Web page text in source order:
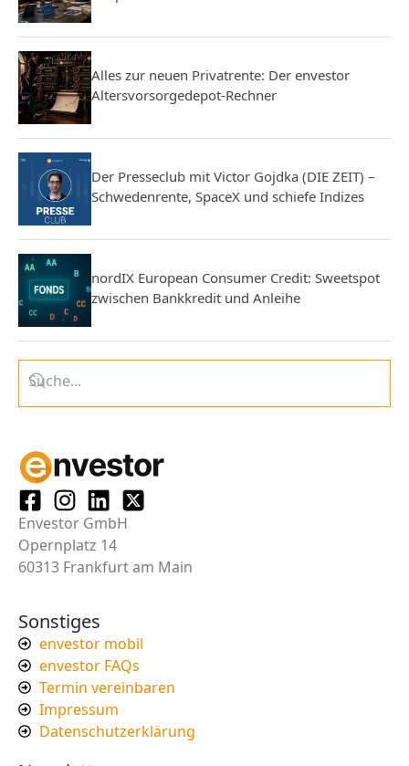
Alles zur neuen Privatrente: Der envestor
Altersvorsorgedepot-Rechner
Der Presseclub mit Victor Gojdka (DIE ZEIT) –
Schwedenrente, SpaceX und schiefe Indizes
nordIX European Consumer Credit: Sweetspot
zwischen Bankkredit und Anleihe
Envestor GmbH
Opernplatz 14
60313 Frankfurt am Main
Sonstiges
envestor mobil
envestor FAQs
Termin vereinbaren
Impressum
Datenschutzerklärung